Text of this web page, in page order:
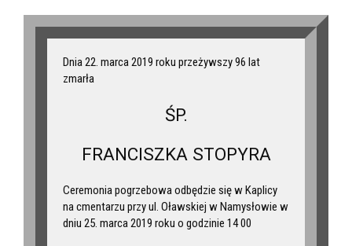
Dnia 22. marca 2019 roku przeżywszy 96 lat
zmarła
ŚP.
FRANCISZKA STOPYRA
Ceremonia pogrzebowa odbędzie się w Kaplicy
na cmentarzu przy ul. Oławskiej w Namysłowie w
dniu 25. marca 2019 roku o godzinie 14 00